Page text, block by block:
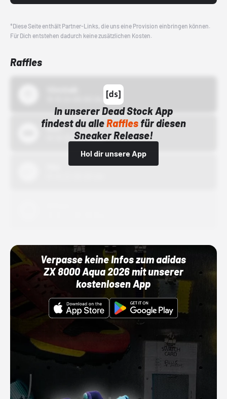
*Diese Seite enthält Partner-Links, die uns eine Provision einbringen können.
Für Dich entstehen dadurch keine zusätzlichen Kosten.
Raffles
In unserer Dead Stock App
findest du alleRafflesfür diesen
Sneaker Release!
Hol dir unsere App
Bstn
01.10.22 00:00 Uhr
Verpasse keine Infos zum adidas
ZX 8000 Aqua 2026 mit unserer
kostenlosen App